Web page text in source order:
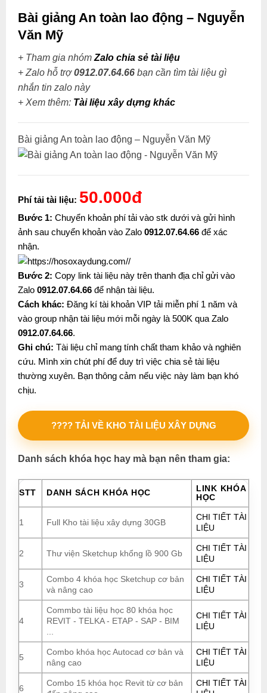
Bài giảng An toàn lao động – Nguyễn
Văn Mỹ
+ Tham gia nhóm Zalo chia sẻ tài liệu
+ Zalo hỗ trợ0912.07.64.66bạn cần tìm tài liệu gì
nhắn tin zalo này
+ Xem thêm: Tài liệu xây dựng khác
Bài giảng An toàn lao động – Nguyễn Văn Mỹ
Phí tải tài liệu: 50.000đ
Bước 1: Chuyển khoản phí tải vào stk dưới và gửi hình
ảnh sau chuyển khoản vào Zalo 0912.07.64.66để xác
nhận.
Bước 2: Copy link tài liệu này trên thanh địa chỉ gửi vào
Zalo 0912.07.64.66để nhận tài liệu.
Cách khác: Đăng kí tài khoản VIP tải miễn phí 1 năm và
vào group nhận tài liệu mới mỗi ngày là 500K qua Zalo
0912.07.64.66.
Ghi chú: Tài liệu chỉ mang tính chất tham khảo và nghiên
cứu. Mình xin chút phí để duy trì việc chia sẻ tài liệu
thường xuyên. Bạn thông cảm nếu việc này làm bạn khó
chịu.
???? TẢI VỀ KHO TÀI LIỆU XÂY DỰNG
Danh sách khóa học hay mà bạn nên tham gia:
STT DANH SÁCH KHÓA HỌC
LINK KHÓA
HỌC
1 Full Kho tài liệu xây dựng 30GB
CHI TIẾT TÀI
LIỆU
2 Thư viện Sketchup khổng lồ 900 Gb
CHI TIẾT TÀI
LIỆU
3
Combo 4 khóa học Sketchup cơ bản
và nâng cao
CHI TIẾT TÀI
LIỆU
4
Commbo tài liệu học 80 khóa học
REVIT - TELKA - ETAP - SAP - BIM
CHI TIẾT TÀI
LIỆU
5
Combo khóa học Autocad cơ bản và
nâng cao
CHI TIẾT TÀI
LIỆU
6
Combo 15 khóa học Revit từ cơ bản
CHI TIẾT TÀI